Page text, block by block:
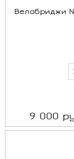
Велобриджи
9 000